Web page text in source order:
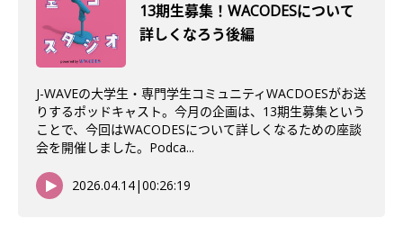
13期生募集！WACODESについて
詳しくなろう後編
J-WAVEの大学生・専門学生コミュニティWACDOESがお送
りするポッドキャスト。今月の企画は、13期生募集という
ことで、今回はWACODESについて詳しくなるための座談
会を開催しました。Podca...
2026.04.14|00:26:19